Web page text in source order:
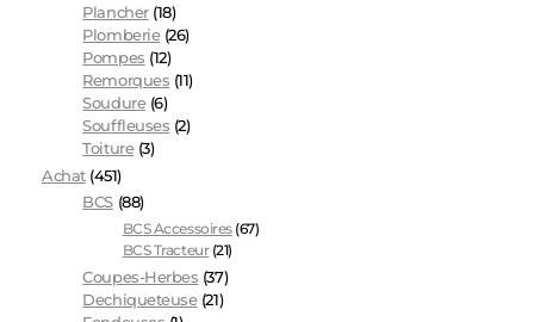
Plancher (18)
Plomberie (26)
Pompes (12)
Remorques (11)
Soudure (6)
Souffleuses (2)
Toiture (3)
Achat (451)
BCS (88)
BCS Accessoires (67)
BCS Tracteur (21)
Coupes-Herbes (37)
Dechiqueteuse (21)